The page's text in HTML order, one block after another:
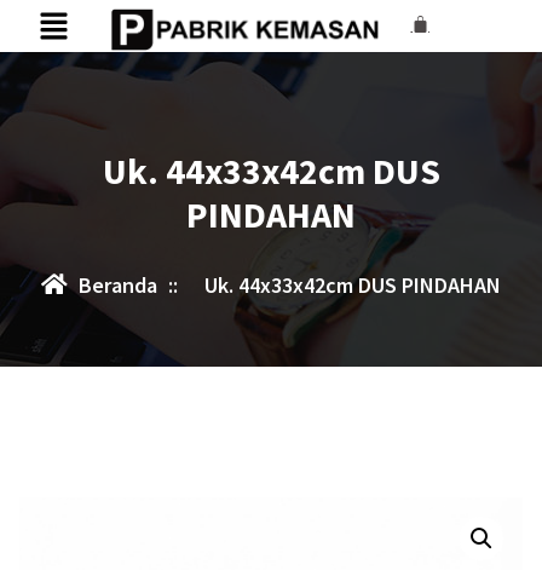
Uk. 44x33x42cm DUS
PINDAHAN
Beranda :: Uk. 44x33x42cm DUS PINDAHAN